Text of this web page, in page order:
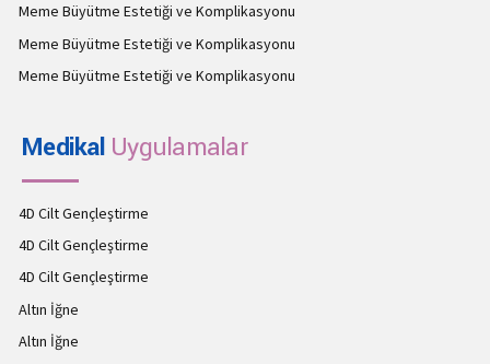
Meme Büyütme Estetiği ve Komplikasyonu
Meme Büyütme Estetiği ve Komplikasyonu
Meme Büyütme Estetiği ve Komplikasyonu
Medikal Uygulamalar
4D Cilt Gençleştirme
4D Cilt Gençleştirme
4D Cilt Gençleştirme
Altın İğne
Altın İğne